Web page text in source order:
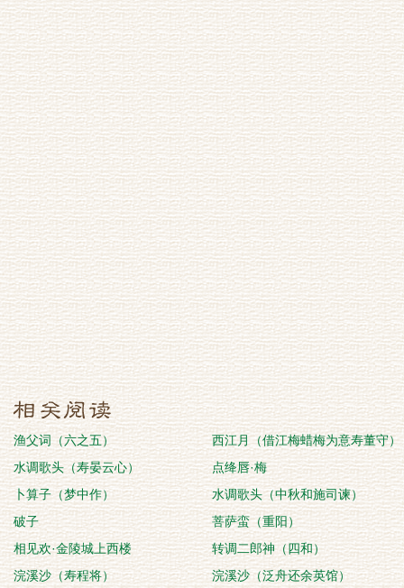
渔父词（六之五）
西江月（借江梅蜡梅为意寿董守）
水调歌头（寿晏云心）
点绛唇·梅
卜算子（梦中作）
水调歌头（中秋和施司谏）
破子
菩萨蛮（重阳）
相见欢·金陵城上西楼
转调二郎神（四和）
浣溪沙（寿程将）
浣溪沙（泛舟还余英馆）